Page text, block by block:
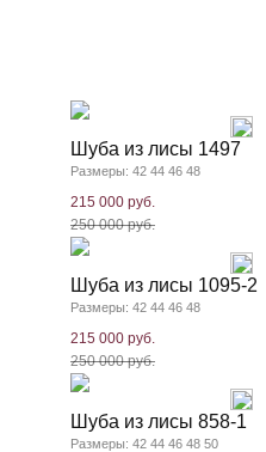
Шуба из лисы 1497
Размеры: 42 44 46 48
215 000 руб.
250 000 руб.
Шуба из лисы 1095-2
Размеры: 42 44 46 48
215 000 руб.
250 000 руб.
Шуба из лисы 858-1
Размеры: 42 44 46 48 50